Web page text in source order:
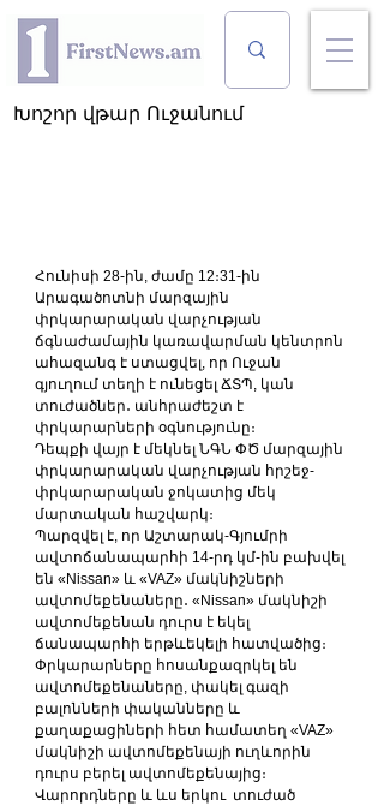
Խոշոր վթար Ուջանում
Հունիսի 28-ին, ժամը 12։31-ին
Արագածոտնի մարզային
փրկարարական վարչության
ճգնաժամային կառավարման կենտրոն
ահազանգ է ստացվել, որ Ուջան
գյուղում տեղի է ունեցել ՃՏՊ, կան
տուժածներ․ անհրաժեշտ է
փրկարարների օգնությունը։
Դեպքի վայր է մեկնել ՆԳՆ ՓԾ մարզային
փրկարարական վարչության հրշեջ-
փրկարարական ջոկատից մեկ
մարտական հաշվարկ։
Պարզվել է, որ Աշտարակ-Գյումրի
ավտոճանապարհի 14-րդ կմ-ին բախվել
են «Nissan» և «VAZ» մակնիշների
ավտոմեքենաները․ «Nissan» մակնիշի
ավտոմեքենան դուրս է եկել
ճանապարհի երթևեկելի հատվածից։
Փրկարարները հոսանքազրկել են
ավտոմեքենաները, փակել գազի
բալոնների փականները և
քաղաքացիների հետ համատեղ «VAZ»
մակնիշի ավտոմեքենայի ուղևորին
դուրս բերել ավտոմեքենայից։
Վարորդները և ևս երկու  տուժած